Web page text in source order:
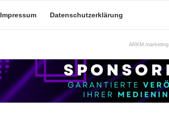
Impressum Datenschutzerklärung
ARKM.marketing